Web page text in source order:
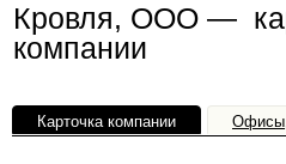
Кровля, ООО —
компании
Карточка компании